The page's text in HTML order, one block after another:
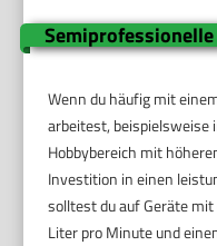
Wenn du häufig mit
arbeitest, beispielsweise
Hobbybereich mit
Investition in einen
solltest du auf Geräte
Liter pro Minute und